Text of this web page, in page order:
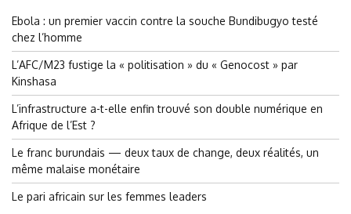
Ebola : un premier vaccin contre la souche Bundibugyo testé
chez l’homme
L’AFC/M23 fustige la « politisation » du « Genocost » par
Kinshasa
L’infrastructure a-t-elle enfin trouvé son double numérique en
Afrique de l’Est ?
Le franc burundais — deux taux de change, deux réalités, un
même malaise monétaire
Le pari africain sur les femmes leaders